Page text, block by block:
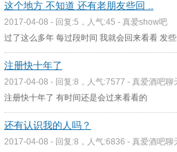
这个地方 不知道 还有老朋友些回 ..
2017-04-08 - 回复:5，人气:45 - 真爱show吧
过了这么多年 每过段时间 我就会回来看看 发
注册快十年了
2017-04-08 - 回复:8，人气:7577 - 真爱酒吧聊
注册快十年了 有时间还是会过来看看的
还有认识我的人吗？
2017-04-08 - 回复:8，人气:6836 - 真爱酒吧聊